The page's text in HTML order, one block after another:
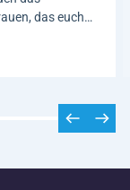
das euch…